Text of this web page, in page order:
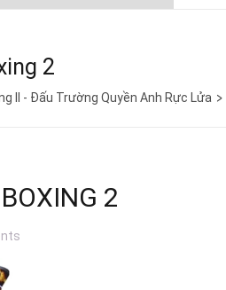
2
II - Đấu Trường Quyền Anh Rực Lửa
2